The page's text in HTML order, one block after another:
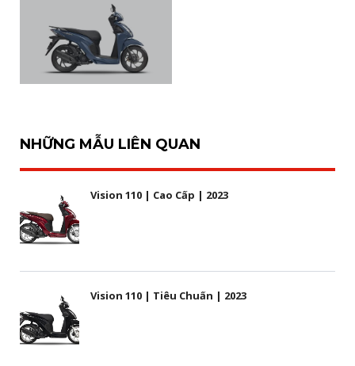
NHỮNG MẪU LIÊN QUAN
Vision 110 | Cao Cấp | 2023
Vision 110 | Tiêu Chuẩn | 2023